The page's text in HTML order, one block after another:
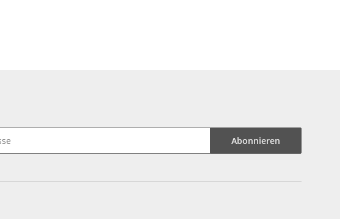
Abonnieren